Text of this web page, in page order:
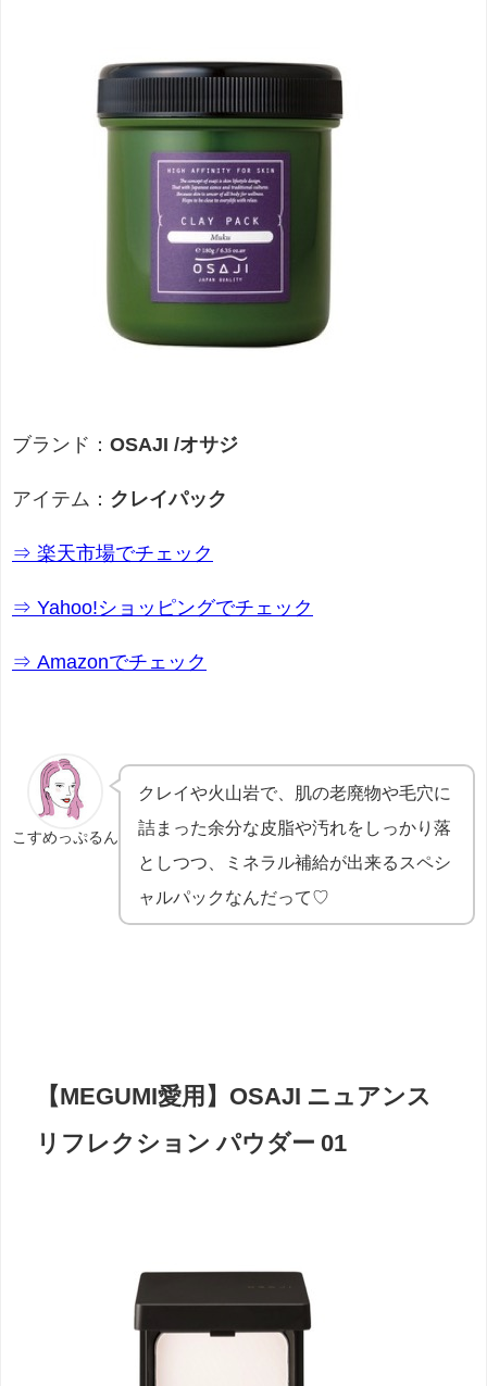
ブランド： OSAJI /オサジ
アイテム： クレイパック
⇒ 楽天市場でチェック
⇒ Yahoo!ショッピングでチェック
⇒ Amazonでチェック
こすめっぷるん
クレイや火山岩で、肌の老廃物や毛穴に
詰まった余分な皮脂や汚れをしっかり落
としつつ、ミネラル補給が出来るスペシ
ャルパックなんだって♡
【MEGUMI愛用】OSAJI ニュアンス
リフレクション パウダー 01